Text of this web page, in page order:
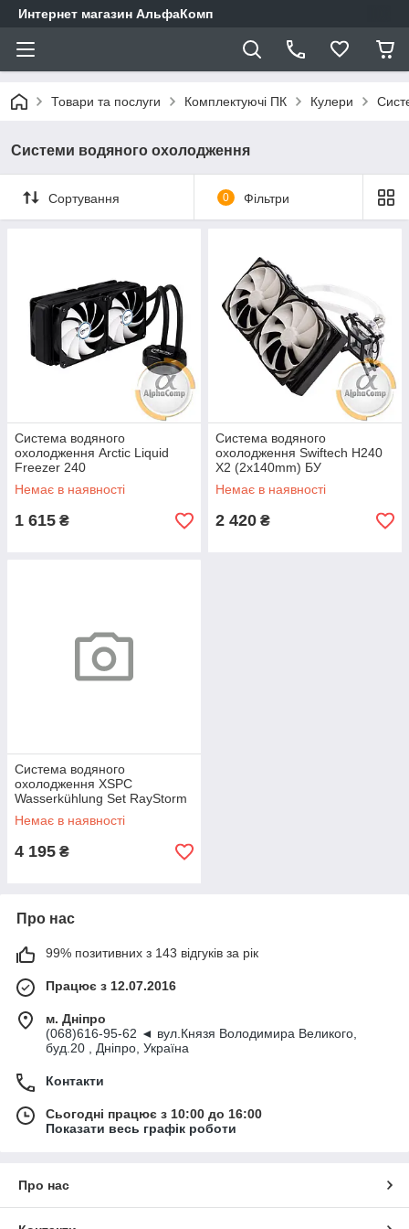
Интернет магазин АльфаКомп
Товари та послуги Комплектуючі ПК Кулери
Системи водяного охолодження
Сортування 0 Фільтри
Система водяного
охолодження Arctic Liquid
Freezer 240
Немає в наявності
1 615 ₴
Система водяного
охолодження Swiftech H240
X2 (2x140mm) БУ
Немає в наявності
2 420 ₴
Система водяного
охолодження XSPC
Wasserkühlung Set RayStorm
750 EX240 БУ
Немає в наявності
4 195 ₴
Про нас
99% позитивних з 143 відгуків за рік
Працює з 12.07.2016
м. Дніпро
(068)616-95-62 ◄ вул.Князя Володимира Великого,
буд.20 , Дніпро, Україна
Контакти
Сьогодні працює з 10:00 до 16:00
Показати весь графік роботи
Про нас